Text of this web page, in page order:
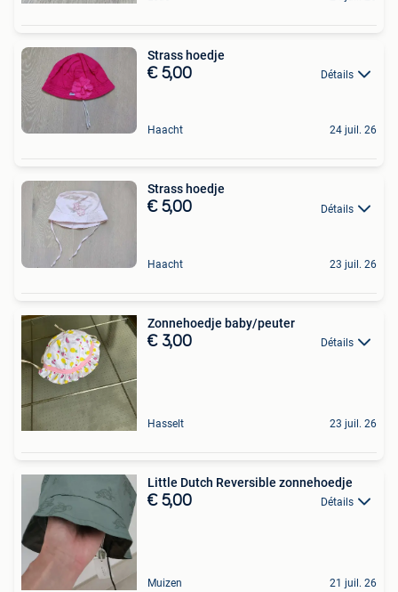
Strass hoedje
€ 5,00 Détails
Haacht 24 juil. 26
Strass hoedje
€ 5,00 Détails
Haacht 23 juil. 26
Zonnehoedje baby/peuter
€ 3,00 Détails
Hasselt 23 juil. 26
Little Dutch Reversible zonnehoedje
€ 5,00 Détails
Muizen 21 juil. 26